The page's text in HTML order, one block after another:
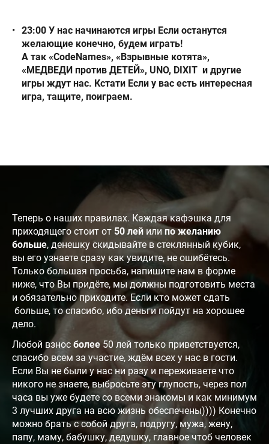
23:00 У нас начинаются игры Если останутся
желающие конечно, будем играть!
А так «CodeNames», «Взрывные котята»,
«МЕДВЕДИ против ДЕТЕЙ», UNO, DIXIT и другие
игры ждут нас. Кстати Если у вас есть интересная
игра, тащите, поиграем.
Теперь о наших правилах. Каждая кафэшка для
приходящего стоит от 50 лей или по желанию
больше, денешку скидывайте в стеклянный кубик,
вы его узнаете сразу как увидите, не ошибётесь.
Только большая просьба, напишите нам в форме
ниже, что Вы придёте, мы должны подготовить места
и обязательно приходите. Если кто может сдать
больше, то спасибо, ибо деньги пойдут на хорошее
дело.
Любой взнос более 50 лей только приветствуется,
спасибо всем за участие, ждём всех у нас в гости.
Если Вы не были у нас ни разу и переживаете что
никого не знаете, выбросьте эту глупость, через пол
часа вы уже будете со всеми знакомы и как минимум
3 лучших друга на всю жизнь обеспечены)))) Конечно
можно брать с собой друга, подругу, мужа, жену,
папу, маму, бабушку, дедушку, главное чтоб человек